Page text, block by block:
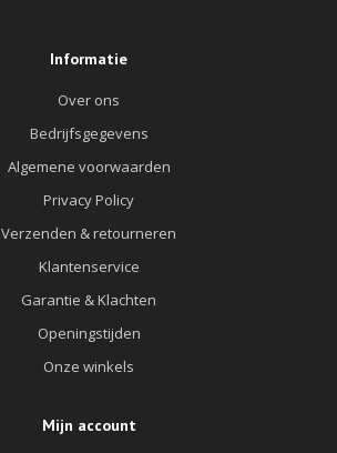
Informatie
Over ons
Bedrijfsgegevens
Algemene voorwaarden
Privacy Policy
Verzenden & retourneren
Klantenservice
Garantie & Klachten
Openingstijden
Onze winkels
Mijn account